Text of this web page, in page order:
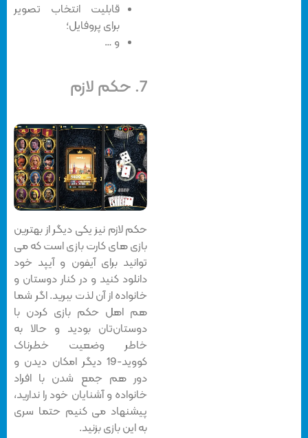
قابلیت انتخاب تصویر
برای پروفایل؛
و …
حکم لازم نیز یکی دیگر از بهترین
بازی های کارت بازی است که می
توانید برای آیفون و آیپد خود
دانلود کنید و در کنار دوستان و
خانواده از آن لذت ببرید. اگر شما
هم اهل حکم بازی کردن با
دوستان‌تان بودید و حالا به
خاطر وضعیت خطرناک
کووید-19 دیگر امکان دیدن و
دور هم جمع شدن با افراد
خانواده و آشنایان خود را ندارید،
پیشنهاد می کنیم حتما سری
به این بازی بزنید.